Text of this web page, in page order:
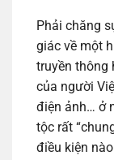
Phải chăng
giác về một
truyền thông
của người
điện ảnh… ở
tộc rất
điều kiện